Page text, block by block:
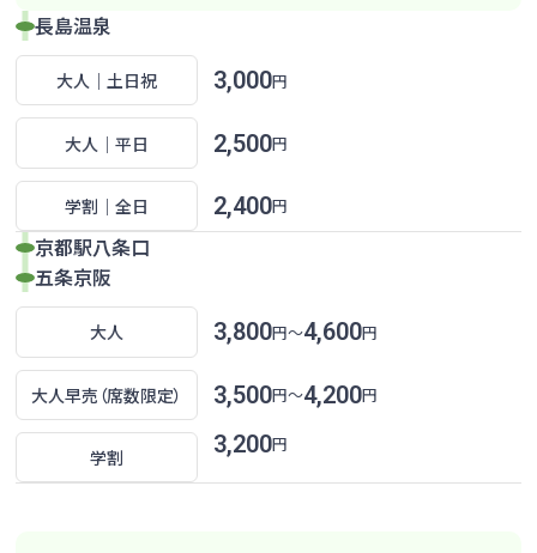
路線一覧
昼行便
横浜線
横浜線のページへ
時刻表
のりば
ご利用方法
昼行便
長島温泉
大人｜土日祝 3,000円
大人｜平日 2,500円
学割｜全日 2,400円
京都駅八条口
五条京阪
大人 3,800円〜4,600円
大人早売 （席数限定） 3,500円〜4,200円
学割 3,200円
時刻表
のりば
大阪線
時刻表